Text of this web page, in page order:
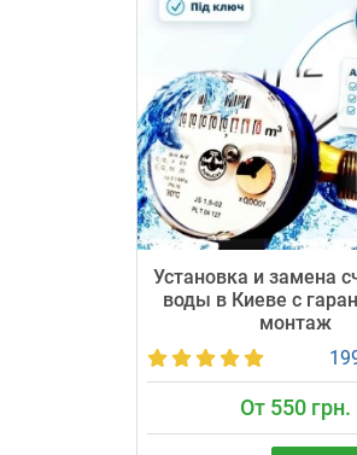
Установка и замена
воды в Киеве с
монтаж
От 550 грн.